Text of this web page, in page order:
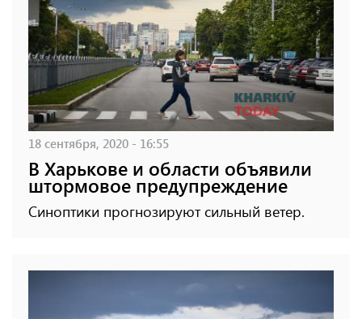
18 сентября, 2020 - 16:55
В Харькове и области объявили
штормовое предупреждение
Синоптики прогнозируют сильный ветер.